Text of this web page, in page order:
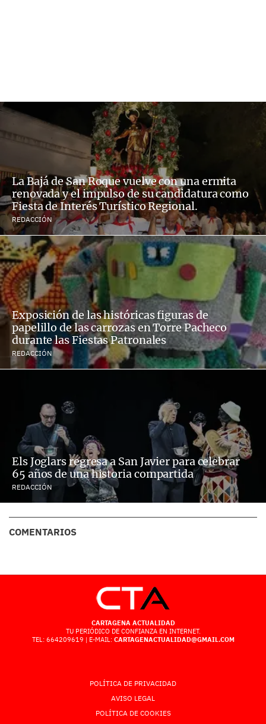
La Bajá de San Roque vuelve con una ermita
renovada y el impulso de su candidatura como
Fiesta de Interés Turístico Regional.
REDACCIÓN
Exposición de las históricas figuras de
papelillo de las carrozas en Torre Pacheco
durante las Fiestas Patronales
REDACCIÓN
Els Joglars regresa a San Javier para celebrar
65 años de una historia compartida
REDACCIÓN
COMENTARIOS
CARTAGENA ACTUALIDAD
TU PERIÓDICO DE CONFIANZA EN INTERNET.
TEL: 664209619 | E-MAIL: CARTAGENACTUALIDAD@GMAIL.COM
POLÍTICA DE PRIVACIDAD
AVISO LEGAL
POLÍTICA DE COOKIES